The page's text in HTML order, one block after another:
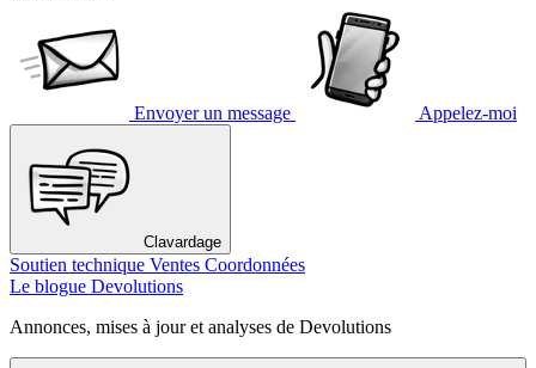
Envoyer un message Appelez-moi
Clavardage
Soutien technique Ventes Coordonnées
Le blogue Devolutions
Annonces, mises à jour et analyses de Devolutions